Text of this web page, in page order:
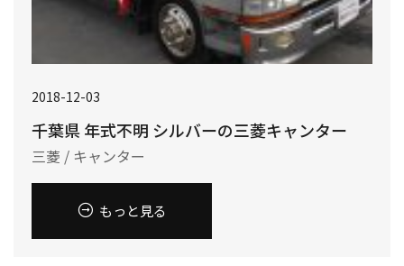
2018-12-03
千葉県 年式不明 シルバーの三菱キャンター
三菱 / キャンター
もっと見る